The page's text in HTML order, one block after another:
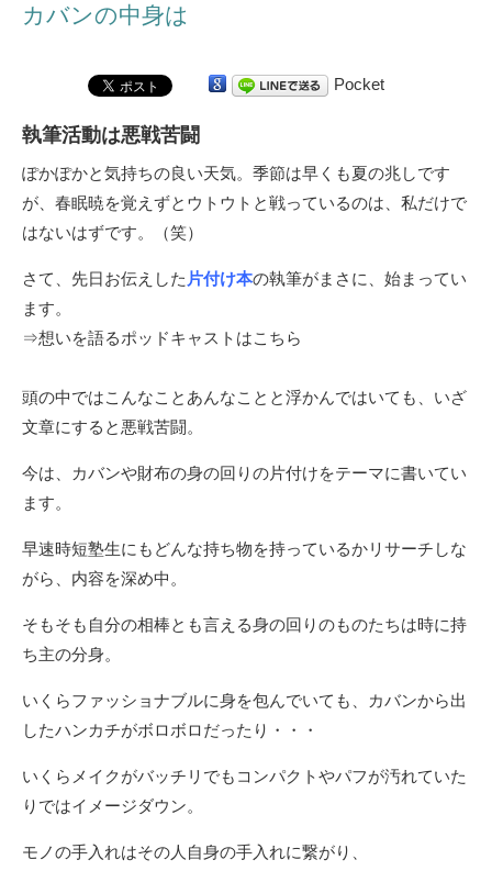
カバンの中身は
Pocket
執筆活動は悪戦苦闘
ぽかぽかと気持ちの良い天気。季節は早くも夏の兆しです
が、春眠暁を覚えずとウトウトと戦っているのは、私だけで
はないはずです。（笑）
さて、先日お伝えした片付け本の執筆がまさに、始まってい
ます。
⇒想いを語るポッドキャストはこちら
頭の中ではこんなことあんなことと浮かんではいても、いざ
文章にすると悪戦苦闘。
今は、カバンや財布の身の回りの片付けをテーマに書いてい
ます。
早速時短塾生にもどんな持ち物を持っているかリサーチしな
がら、内容を深め中。
そもそも自分の相棒とも言える身の回りのものたちは時に持
ち主の分身。
いくらファッショナブルに身を包んでいても、カバンから出
したハンカチがボロボロだったり・・・
いくらメイクがバッチリでもコンパクトやパフが汚れていた
りではイメージダウン。
モノの手入れはその人自身の手入れに繋がり、